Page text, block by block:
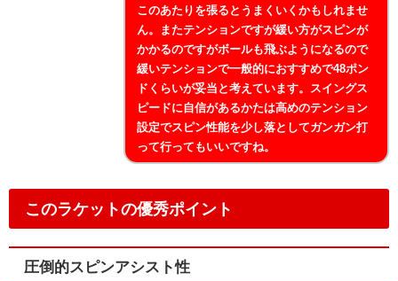
このあたりを張るとうまくいくかもしれませ
ん。またテンションですが緩い方がスピンが
かかるのですがボールも飛ぶようになるので
緩いテンションで一般的におすすめで48ポン
ドくらいが妥当と考えています。スイングス
ピードに自信があるかたは高めのテンション
設定でスピン性能を少し落としてガンガン打
って行ってもいいですね。
このラケットの優秀ポイント
圧倒的スピンアシスト性